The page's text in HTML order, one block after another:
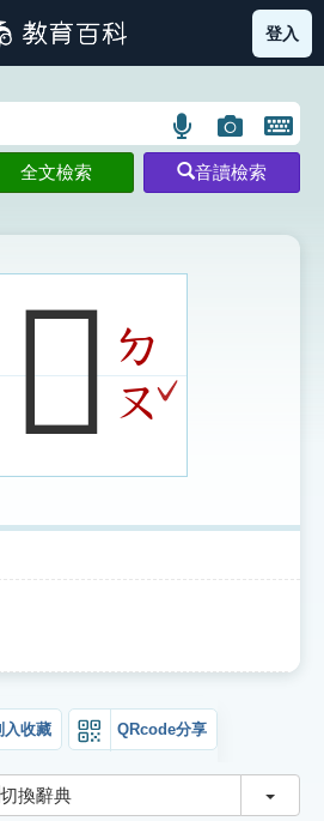
索引圖示 部首索引表圖示
登入
語
言
搜
示
圖
片
搜
開
鍵
圖
全文檢索 音讀檢索
𣁬ㄉ
ㄡ ˇ
入收藏 QRcode分享
切換辭典 切換